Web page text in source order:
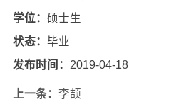
学位： 硕士生
状态： 毕业
发布时间： 2019-04-18
上一条： 李颉